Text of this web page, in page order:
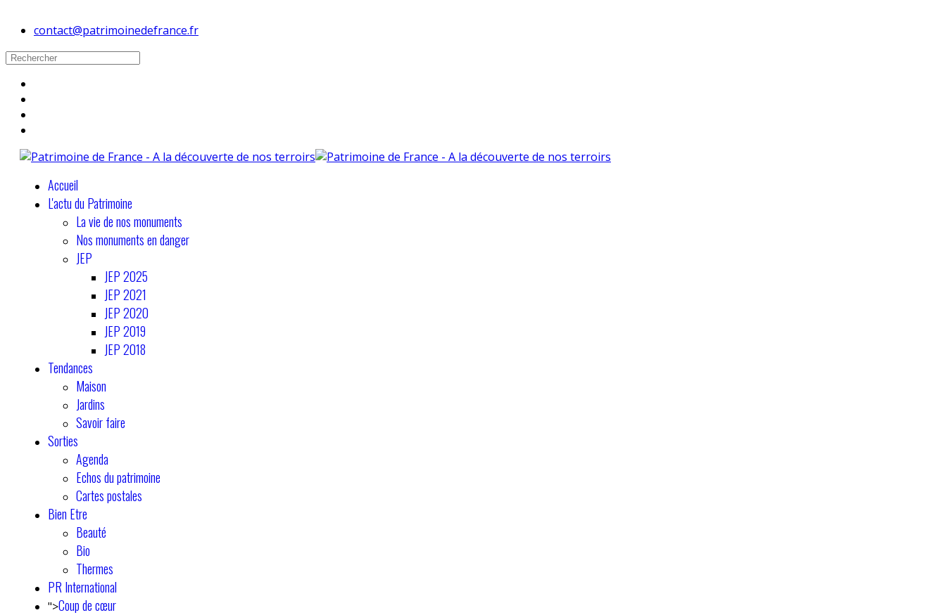
contact@patrimoinedefrance.fr
Accueil
L'actu du Patrimoine
La vie de nos monuments
Nos monuments en danger
JEP
JEP 2025
JEP 2021
JEP 2020
JEP 2019
JEP 2018
Tendances
Maison
Jardins
Savoir faire
Sorties
Agenda
Echos du patrimoine
Cartes postales
Bien Etre
Beauté
Bio
Thermes
PR International
">Coup de cœur